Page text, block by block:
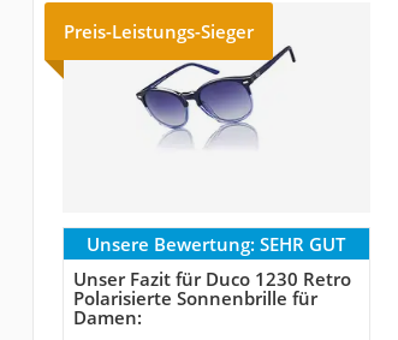
Preis-Leistungs-Sieger
Unsere Bewertung: SEHR GUT
Unser Fazit für Duco 1230 Retro
Polarisierte Sonnenbrille für
Damen: